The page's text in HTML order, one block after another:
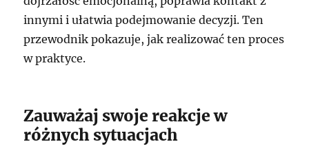
innymi i ułatwia podejmowanie decyzji. Ten
przewodnik pokazuje, jak realizować ten proces
w praktyce.
Zauważaj swoje reakcje w
różnych sytuacjach